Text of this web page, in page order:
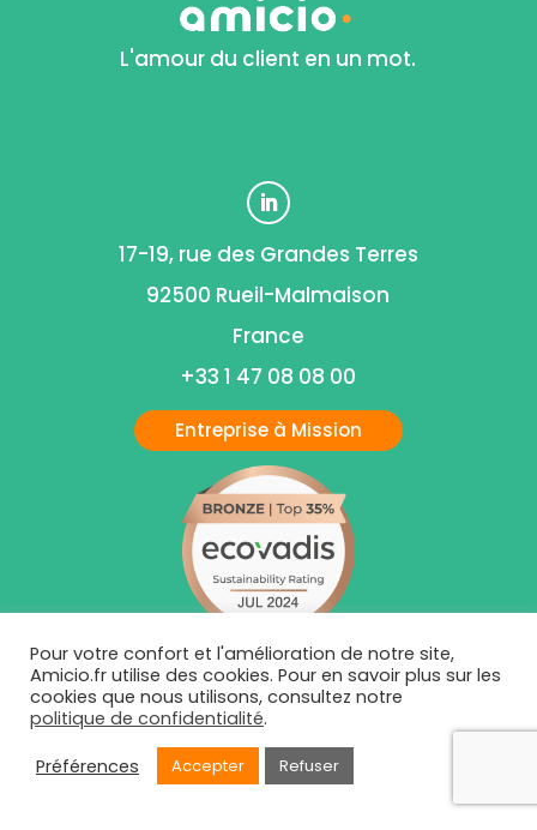
L'amour du client en un mot.
17-19, rue des Grandes Terres
92500 Rueil-Malmaison
France
+33 1 47 08 08 00
Entreprise à Mission
Pour votre confort et l'amélioration de notre site,
Amicio.fr utilise des cookies. Pour en savoir plus sur les
cookies que nous utilisons, consultez notre
politique de confidentialité.
Préférences
Accepter Refuser